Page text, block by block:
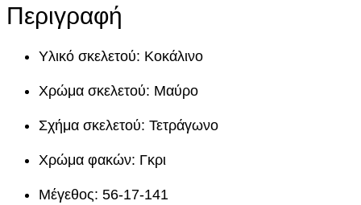
SΠεριγραφή
Υλικό σκελετού: Κοκάλινο
Χρώμα σκελετού: Μαύρο
Σχήμα σκελετού: Τετράγωνο
Χρώμα φακών: Γκρι
Μέγεθος: 56-17-141